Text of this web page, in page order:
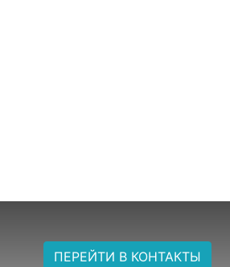
ПЕРЕЙТИ В КОНТАКТЫ